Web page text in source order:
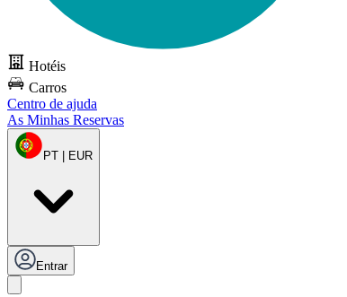
Hotéis
Carros
Centro de ajuda
As Minhas Reservas
PT | EUR
Entrar